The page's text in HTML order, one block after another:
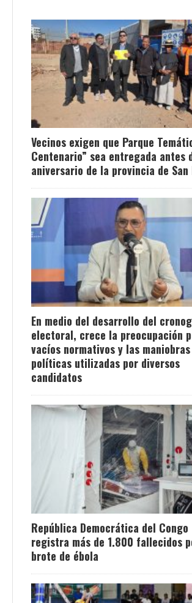
Vecinos exigen que Parque
Centenario” sea entregada antes
aniversario de la provincia de San
En medio del desarrollo del
electoral, crece la preocupación
vacíos normativos y las maniobras
políticas utilizadas por diversos
candidatos
República Democrática del Congo
registra más de 1.800 fallecidos
brote de ébola